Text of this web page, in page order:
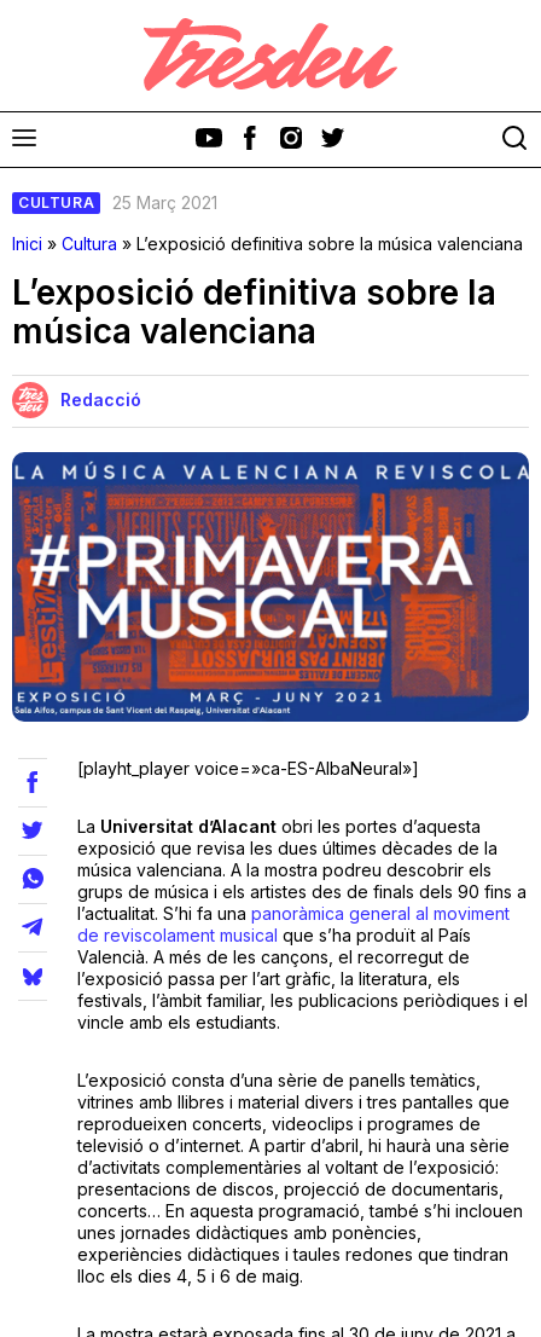
Discos
Cinema i Televisió
Festivals
Teatre
Internet
Llibres
La Llista
Llocs
CULTURA
25 Març 2021
Inici » Cultura » L’exposició definitiva sobre la música valenciana
L’exposició definitiva sobre la
música valenciana
Redacció
[playht_player voice=»ca-ES-AlbaNeural»]
La ​Universitat d’Alacantobri les portes d’aquesta
exposició que revisa les dues últimes dècades de la ​
música valenciana​. A la mostra podreu descobrir els
grups de música i els artistes des de finals dels 90 fins a
l’actualitat. S’hi fa una panoràmica general al moviment
de reviscolament musical que s’ha produït al País
Valencià. A més de les cançons, el recorregut de
l’exposició passa per l’​art gràfic​, la ​literatura,​ els
festivals​, l’àmbit familiar, les publicacions periòdiques i el
vincle amb els estudiants.
L’exposició consta d’una sèrie de ​panells temàtics​,
vitrines amb llibres i material divers i tres ​pantalles​ que
reprodueixen concerts, videoclips i programes de
televisió o d’internet. A partir d’abril, hi haurà una sèrie
d’​activitats complementàries al voltant de l’exposició:
presentacions de discos, projecció de documentaris,
concerts… En aquesta programació, també s’hi inclouen
unes ​jornades didàctiques amb ponències,
experiències didàctiques i taules redones que tindran
lloc els dies 4, 5 i 6 de maig.